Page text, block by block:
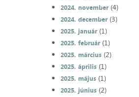
2024. november(4)
2024. december(3)
2025. január(1)
2025. február(1)
2025. március(2)
2025. április(1)
2025. május(1)
2025. június(2)